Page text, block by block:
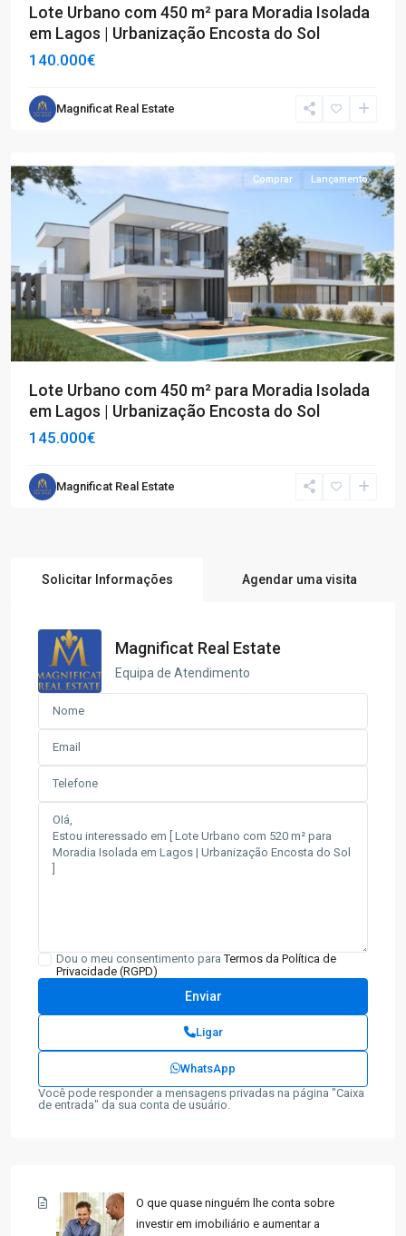
Lote Urbano com 450 m² para Moradia Isolada
em Lagos | Urbanização Encosta do Sol
140.000€
Magnificat Real Estate
Comprar Lançamento
Lote Urbano com 450 m² para Moradia Isolada
em Lagos | Urbanização Encosta do Sol
145.000€
Magnificat Real Estate
Solicitar Informações Agendar uma visita
Magnificat Real Estate
Equipa de Atendimento
Dou o meu consentimento paraTermos da Política de
Privacidade (RGPD)
Ligar
WhatsApp
Você pode responder a mensagens privadas na página "Caixa
de entrada" da sua conta de usuário.
O que quase ninguém lhe conta sobre
investir em imobiliário e aumentar a